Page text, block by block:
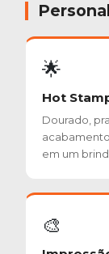
🌟
Hot
Dourado,
em um
🎨